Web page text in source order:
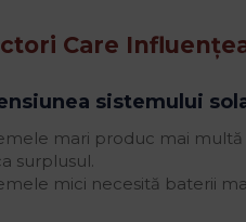
Care
sistemului
mari produc mai
surplusul.
mici necesită baterii